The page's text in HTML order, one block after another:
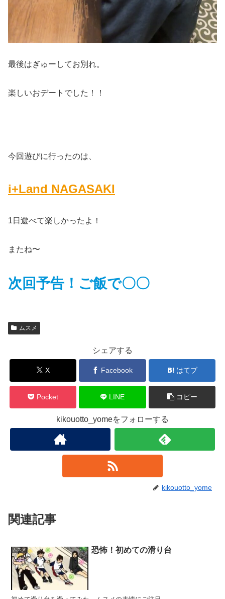
最後はぎゅーしてお別れ。
楽しいおデートでした！！
今回遊びに行ったのは、
i+Land NAGASAKI
1日遊べて楽しかったよ！
またね〜
次回予告！ご飯で〇〇
ムスメ
シェアする
X Facebook はてブ
Pocket LINE コピー
kikouotto_yomeをフォローする
kikouotto_yome
関連記事
ムスメ 恐怖！初めての滑り台